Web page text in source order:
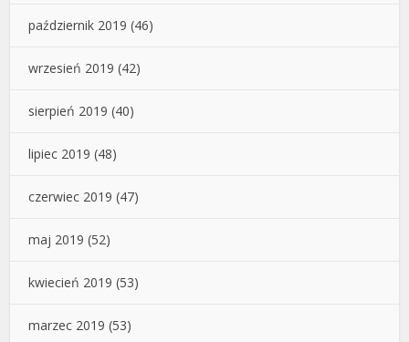
październik 2019 (46)
wrzesień 2019 (42)
sierpień 2019 (40)
lipiec 2019 (48)
czerwiec 2019 (47)
maj 2019 (52)
kwiecień 2019 (53)
marzec 2019 (53)